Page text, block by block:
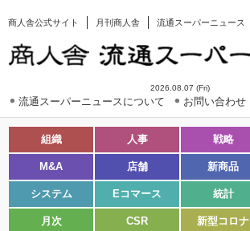
商人舎公式サイト 月刊商人舎 流通スーパーニュース
2026.08.07 (Fri)
流通スーパーニュースについて お問い合わせ
組織 人事 戦略
M&A 店舗 新商品
システム Eコマース 統計
月次 CSR 新型コロナ